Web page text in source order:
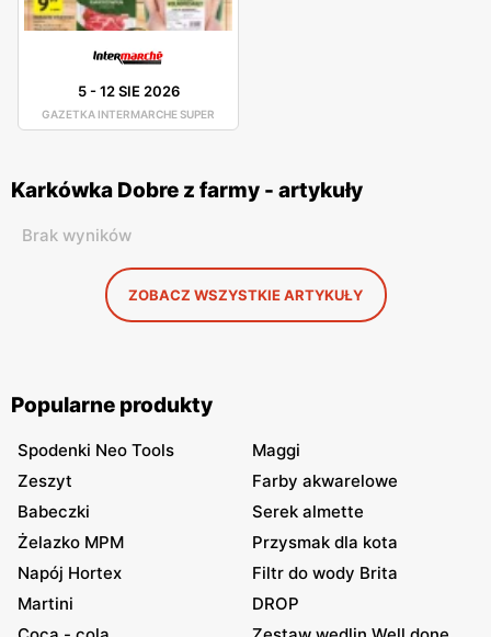
5-12 SIE 2026
GAZETKA INTERMARCHE SUPER
Karkówka Dobre z farmy - artykuły
Brak wyników
ZOBACZ WSZYSTKIE ARTYKUŁY
Popularne produkty
Spodenki Neo Tools
Maggi
Zeszyt
Farby akwarelowe
Babeczki
Serek almette
Żelazko MPM
Przysmak dla kota
Napój Hortex
Filtr do wody Brita
Martini
DROP